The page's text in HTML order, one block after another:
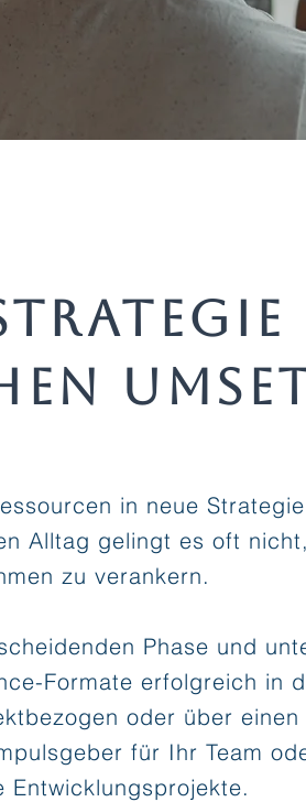
in neue
Alltag gelingt es oft
zu verankern.
Phase und
Formate erfolgreich in
oder über
für Ihr Team
Entwicklungsprojekte.